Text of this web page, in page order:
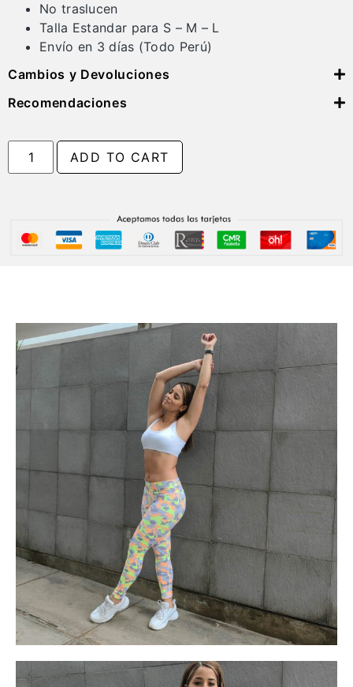
No traslucen
Talla Estandar para S – M – L
Envío en 3 días (Todo Perú)
Cambios y Devoluciones
Recomendaciones
ADD TO CART